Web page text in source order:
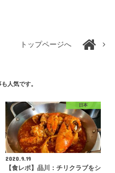
トップページへ
人気です。
日本
2020.9.19
【食レポ】品川：チリクラブをシ